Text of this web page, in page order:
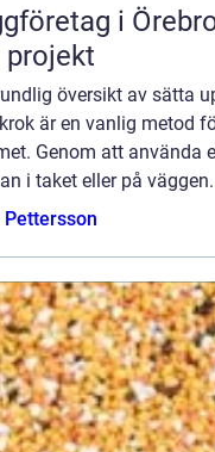
i
översikt av sätta
är en vanlig metod
Genom att använda
i taket eller på